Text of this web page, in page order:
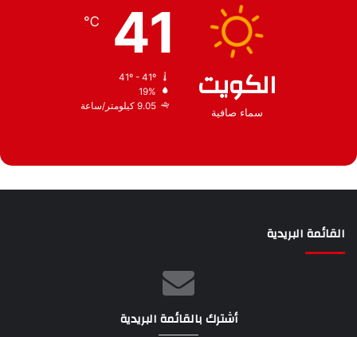
الكويت
سماء صافية
41
℃
19%
9.05 كيلومتر/ساعة
القائمة البريدية
أشترك بالقائمة البريدية